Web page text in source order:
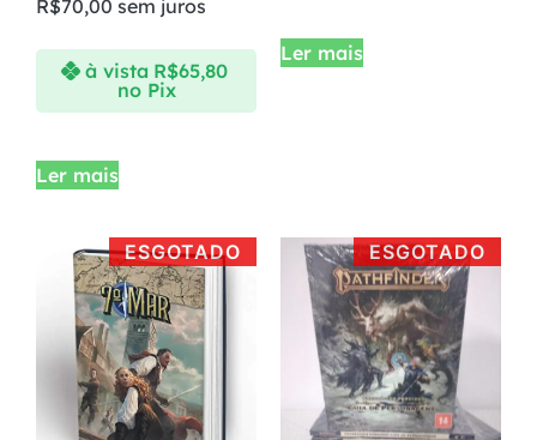
R$70,00 sem juros
à vista R$65,80
no Pix
Ler mais
Ler mais
ESGOTADO ESGOTADO